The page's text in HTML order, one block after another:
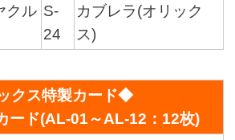
クル S-
24
カブレラ(オリック
ス)
クス特製カード◆
ード(AL-01～AL-12：12枚)